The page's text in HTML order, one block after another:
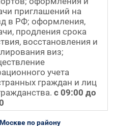
приглашений на
в РФ; оформления,
продления срока
восстановления и
виз;
учета
граждан и лиц
с 09:00 до
по району